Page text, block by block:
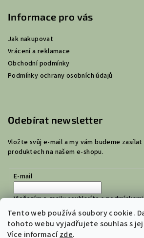
Tento web používá soubory cookie.
tohoto webu vyjadřujete souhlas s
Více informacízde.
Informace pro vás
Jak nakupovat
Vrácení a reklamace
Obchodní podmínky
Podmínky ochrany osobních údajů
Odebírat newsletter
Vložte svůj e-mail a my vám budeme
produktech na našem e-shopu.
E-mail
Vložením e-mailu souhlasíte s
údajů